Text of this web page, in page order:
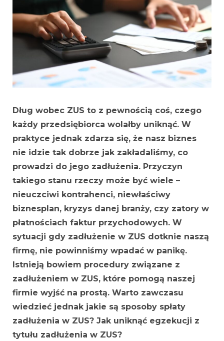
Dług wobec ZUS to z pewnością coś, czego
każdy przedsiębiorca wolałby uniknąć. W
praktyce jednak zdarza się, że nasz biznes
nie idzie tak dobrze jak zakładaliśmy, co
prowadzi do jego zadłużenia. Przyczyn
takiego stanu rzeczy może być wiele –
nieuczciwi kontrahenci, niewłaściwy
biznesplan, kryzys danej branży, czy zatory w
płatnościach faktur przychodowych. W
sytuacji gdy zadłużenie w ZUS dotknie naszą
firmę, nie powinniśmy wpadać w panikę.
Istnieją bowiem procedury związane z
zadłużeniem w ZUS, które pomogą naszej
firmie wyjść na prostą. Warto zawczasu
wiedzieć jednak jakie są sposoby spłaty
zadłużenia w ZUS? Jak uniknąć egzekucji z
tytułu zadłużenia w ZUS?